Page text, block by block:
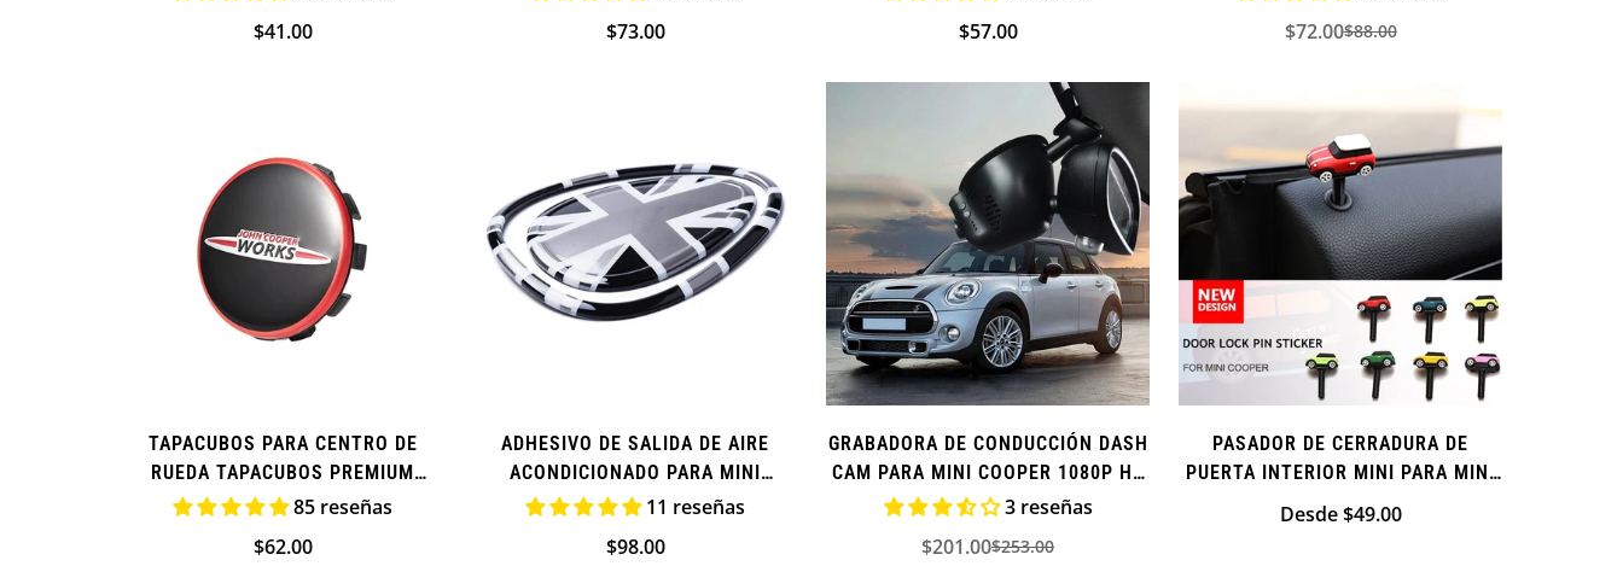
Precio
$41.00
Precio
$73.00
Precio
$57.00
Precio
$72.00Precio
$88.00
TAPACUBOS PARA CENTRO DE
RUEDA TAPACUBOS PREMIUM
NEGRO PARA MINI COOPER
85 reseñas
Precio
$62.00
ADHESIVO DE SALIDA DE AIRE
ACONDICIONADO PARA MINI
COOPER (ADICIONAL)
11 reseñas
Precio
$98.00
GRABADORA DE CONDUCCIÓN DASH
CAM PARA MINI COOPER 1080P HD
12MP (NO NECESITA CABLE
3 reseñas
Precio
$201.00Precio
$253.00
PASADOR DE CERRADURA DE
PUERTA INTERIOR MINI PARA MINI
COOPER
Precio
Desde $49.00
Confirm your age
Are you 18 years old or older?